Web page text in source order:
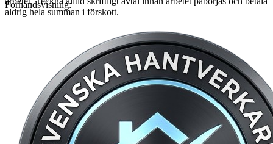
aldrig hela summan i förskott.
Förhandsvisning: